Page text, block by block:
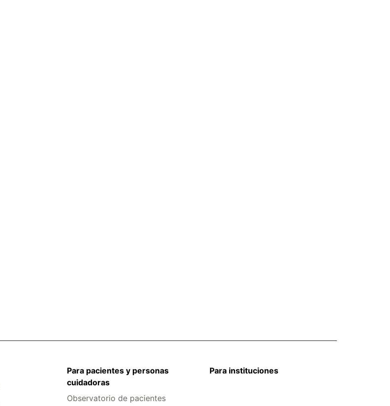
Para pacientes y personas
cuidadoras
Observatorio de pacientes
Para instituciones